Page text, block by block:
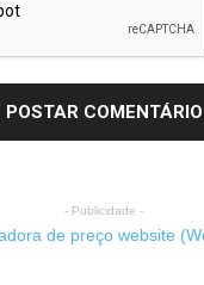
- Publicidade -